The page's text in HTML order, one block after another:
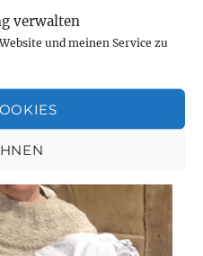
verwalten
und meinen Service zu